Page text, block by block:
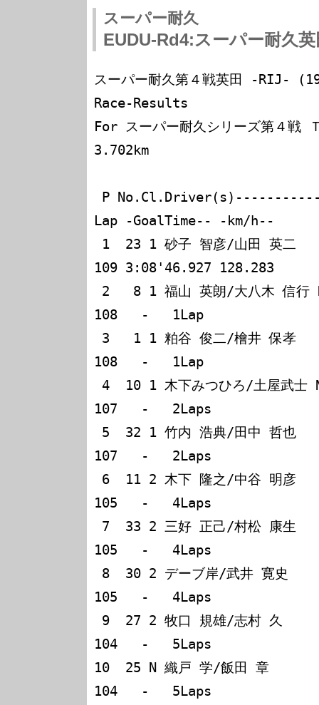
スーパー耐久
EUDU-Rd4:スーパー耐久
スーパー耐久第４戦英田 -RIJ-
Race-Results
For スーパー耐久シリーズ第４戦
3.702km
Lap -GoalTime-- -km/h--
109 3:08'46.927 128.283
108   -   1Lap
108   -   1Lap
107   -   2Laps
107   -   2Laps
105   -   4Laps
105   -   4Laps
105   -   4Laps
104   -   5Laps
10  25 N 織戸 学/飯田 章
104   -   5Laps